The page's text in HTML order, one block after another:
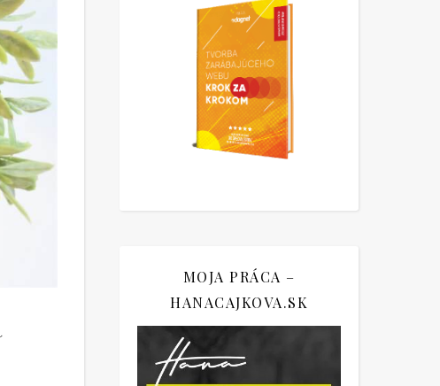
MOJA PRÁCA –
HANACAJKOVA.SK